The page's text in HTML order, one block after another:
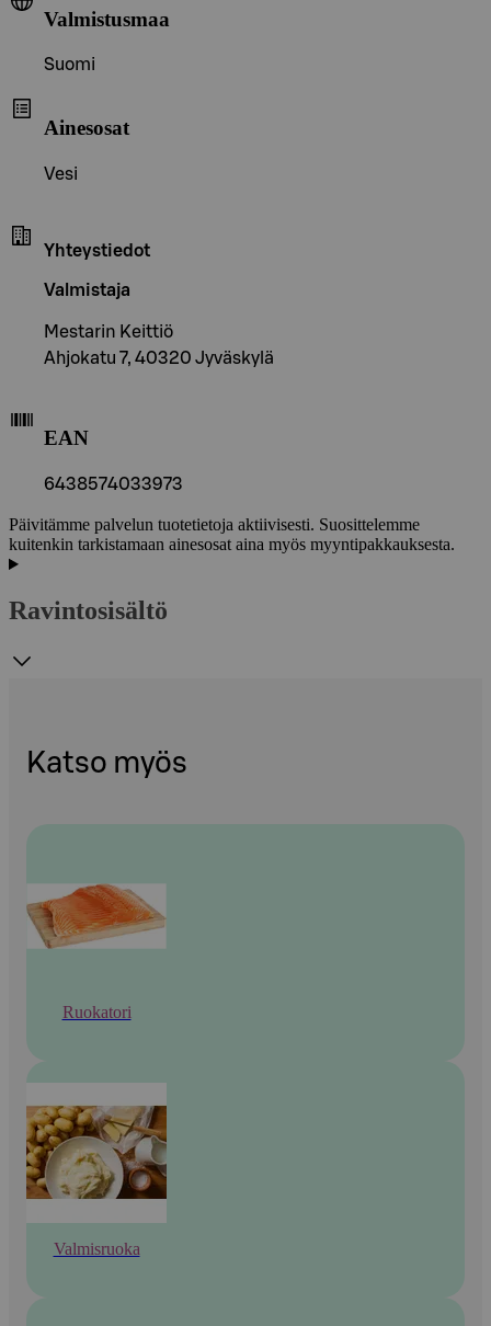
Valmistusmaa
Suomi
Ainesosat
Vesi
Yhteystiedot
Valmistaja
Mestarin Keittiö
Ahjokatu 7, 40320 Jyväskylä
EAN
6438574033973
Päivitämme palvelun tuotetietoja aktiivisesti. Suosittelemme
kuitenkin tarkistamaan ainesosat aina myös myyntipakkauksesta.
Ravintosisältö
Katso myös
Ruokatori
Valmisruoka